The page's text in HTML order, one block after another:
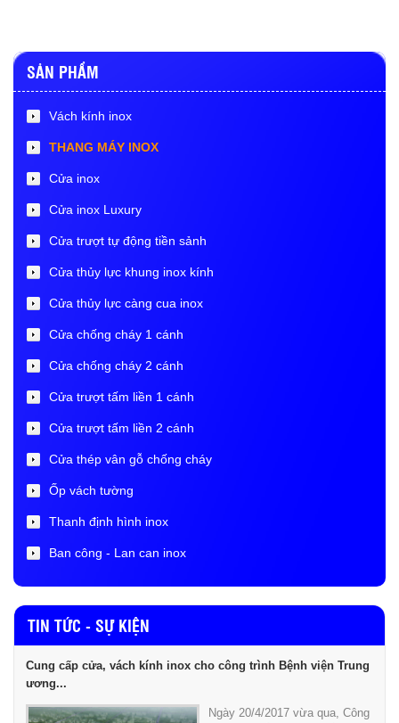
SẢN PHẨM
Vách kính inox
THANG MÁY INOX
Cửa inox
Cửa inox Luxury
Cửa trượt tự động tiền sảnh
Cửa thủy lực khung inox kính
Cửa thủy lực càng cua inox
Cửa chống cháy 1 cánh
Cửa chống cháy 2 cánh
Cửa trượt tấm liền 1 cánh
Cửa trượt tấm liền 2 cánh
Cửa thép vân gỗ chống cháy
Ốp vách tường
Thanh định hình inox
Ban công - Lan can inox
TIN TỨC - SỰ KIỆN
Cung cấp cửa, vách kính inox cho công trình Bệnh viện Trung
ương...
Ngày 20/4/2017 vừa qua, Công